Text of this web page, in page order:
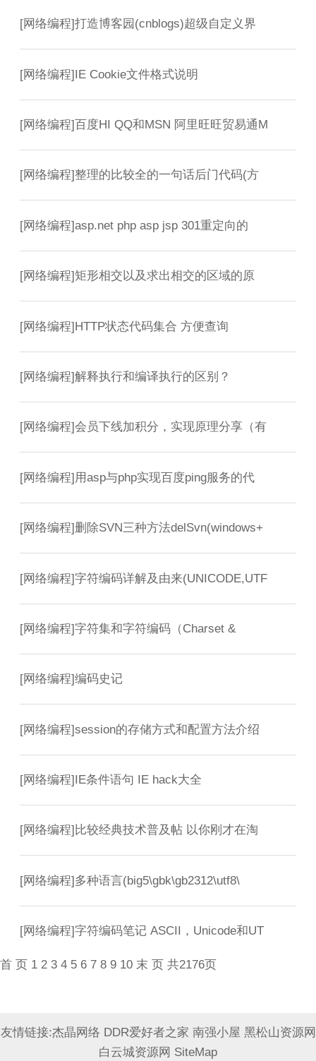
[网络编程]打造博客园(cnblogs)超级自定义界
[网络编程]IE Cookie文件格式说明
[网络编程]百度HI QQ和MSN 阿里旺旺贸易通M
[网络编程]整理的比较全的一句话后门代码(方
[网络编程]asp.net php asp jsp 301重定向的
[网络编程]矩形相交以及求出相交的区域的原
[网络编程]HTTP状态代码集合 方便查询
[网络编程]解释执行和编译执行的区别？
[网络编程]会员下线加积分，实现原理分享（有
[网络编程]用asp与php实现百度ping服务的代
[网络编程]删除SVN三种方法delSvn(windows+
[网络编程]字符编码详解及由来(UNICODE,UTF
[网络编程]字符集和字符编码（Charset &
[网络编程]编码史记
[网络编程]session的存储方式和配置方法介绍
[网络编程]IE条件语句 IE hack大全
[网络编程] 比较经典技术普及帖 以你刚才在淘
[网络编程]多种语言(big5\gbk\gb2312\utf8\
[网络编程]字符编码笔记 ASCII，Unicode和UT
首 页 1 2 3 4 5 6 7 8 9 10 末 页 共2176页
友情链接:杰晶网络 DDR爱好者之家 南强小屋 黑松山资源网
白云城资源网 SiteMap